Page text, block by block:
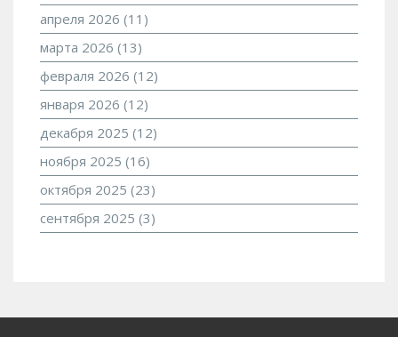
апреля 2026 (11)
марта 2026 (13)
февраля 2026 (12)
января 2026 (12)
декабря 2025 (12)
ноября 2025 (16)
октября 2025 (23)
сентября 2025 (3)